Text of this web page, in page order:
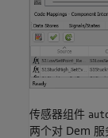
传感器组件
两个对 Dem 服